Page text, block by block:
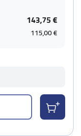
143,75 €
115,00 €